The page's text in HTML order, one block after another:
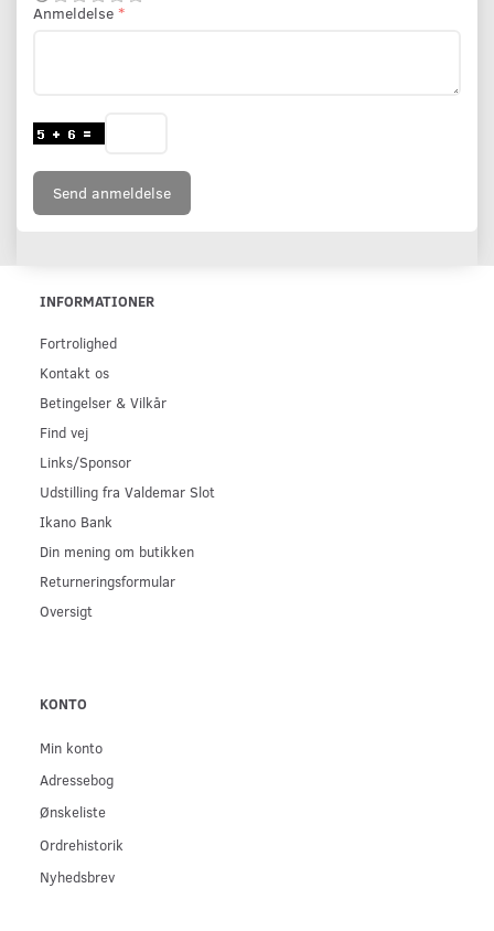
Anmeldelse
Send anmeldelse
INFORMATIONER
Fortrolighed
Kontakt os
Betingelser & Vilkår
Find vej
Links/Sponsor
Udstilling fra Valdemar Slot
Ikano Bank
Din mening om butikken
Returneringsformular
Oversigt
KONTO
Min konto
Adressebog
Ønskeliste
Ordrehistorik
Nyhedsbrev